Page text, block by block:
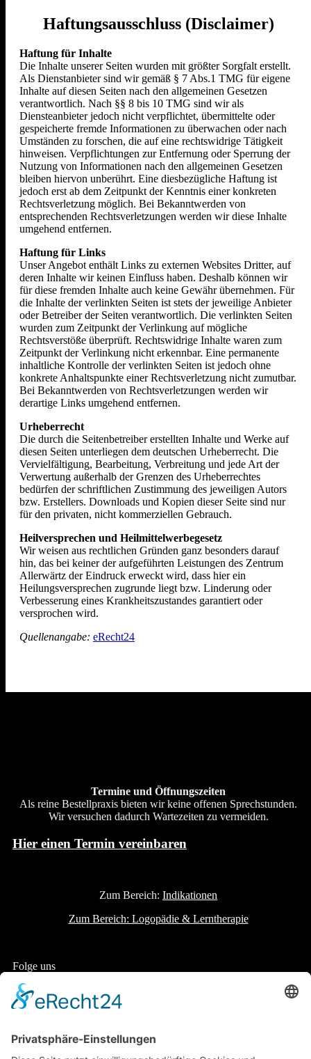
Haftungsausschluss (Disclaimer)
Haftung für Inhalte
Die Inhalte unserer Seiten wurden mit größter Sorgfalt erstellt.
Als Dienstanbieter sind wir gemäß § 7 Abs.1 TMG für eigene
Inhalte auf diesen Seiten nach den allgemeinen Gesetzen
verantwortlich. Nach §§ 8 bis 10 TMG sind wir als
Diensteanbieter jedoch nicht verpflichtet, übermittelte oder
gespeicherte fremde Informationen zu überwachen oder nach
Umständen zu forschen, die auf eine rechtswidrige Tätigkeit
hinweisen. Verpflichtungen zur Entfernung oder Sperrung der
Nutzung von Informationen nach den allgemeinen Gesetzen
bleiben hiervon unberührt. Eine diesbezügliche Haftung ist
jedoch erst ab dem Zeitpunkt der Kenntnis einer konkreten
Rechtsverletzung möglich. Bei Bekanntwerden von
entsprechenden Rechtsverletzungen werden wir diese Inhalte
umgehend entfernen.
Haftung für Links
Unser Angebot enthält Links zu externen Websites Dritter, auf
deren Inhalte wir keinen Einfluss haben. Deshalb können wir
für diese fremden Inhalte auch keine Gewähr übernehmen. Für
die Inhalte der verlinkten Seiten ist stets der jeweilige Anbieter
oder Betreiber der Seiten verantwortlich. Die verlinkten Seiten
wurden zum Zeitpunkt der Verlinkung auf mögliche
Rechtsverstöße überprüft. Rechtswidrige Inhalte waren zum
Zeitpunkt der Verlinkung nicht erkennbar. Eine permanente
inhaltliche Kontrolle der verlinkten Seiten ist jedoch ohne
konkrete Anhaltspunkte einer Rechtsverletzung nicht zumutbar.
Bei Bekanntwerden von Rechtsverletzungen werden wir
derartige Links umgehend entfernen.
Urheberrecht
Die durch die Seitenbetreiber erstellten Inhalte und Werke auf
diesen Seiten unterliegen dem deutschen Urheberrecht. Die
Vervielfältigung, Bearbeitung, Verbreitung und jede Art der
Verwertung außerhalb der Grenzen des Urheberrechtes
bedürfen der schriftlichen Zustimmung des jeweiligen Autors
bzw. Erstellers. Downloads und Kopien dieser Seite sind nur
für den privaten, nicht kommerziellen Gebrauch.
Heilversprechen und Heilmittelwerbegesetz
Wir weisen aus rechtlichen Gründen ganz besonders darauf
hin, das bei keiner der aufgeführten Leistungen des Zentrum
Allerwärtz der Eindruck erweckt wird, dass hier ein
Heilungsversprechen zugrunde liegt bzw. Linderung oder
Verbesserung eines Krankheitszustandes garantiert oder
versprochen wird.
Quellenangabe: eRecht24
Termine und Öffnungszeiten
Als reine Bestellpraxis bieten wir keine offenen Sprechstunden.
Wir versuchen dadurch Wartezeiten zu vermeiden.
Hier einen Termin vereinbaren
Zum Bereich: Indikationen
Zum Bereich: Logopädie & Lerntherapie
Folge uns
Zentrum Allerwärtz - Detmold